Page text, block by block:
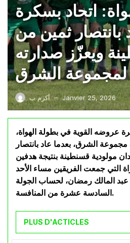
اتحاد بسكرة
بانتصار ثمين من
ويعزّز صدارته
لمجموعة الشرق
أكرم ب — Janvier 25, 2026
عروضه القوية في بطولة الهواة،
مجموعة الشرق، بعدما عاد بانتصار
مولودية قسنطينة بنتيجة هدفين
التي جمعت الفريقين مساء الأحد
المالك رمضان، لحساب الجولة
السادسة عشرة من المنافسة.
PLUS D'ACTICLES